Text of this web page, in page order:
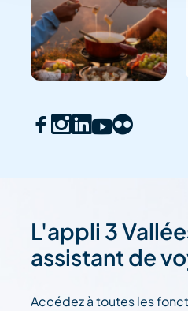
L'appli 3
assistant de
Accédez à toutes les